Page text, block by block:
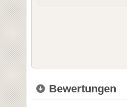
Bewertungen